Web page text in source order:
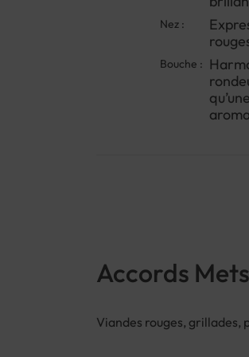
Nez :
Bouche :
Accords Mets
Viandes rouges, grillades,